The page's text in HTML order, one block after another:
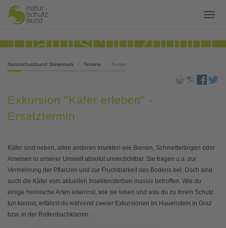
Naturschutzbund Steiermark Termine Termin
Exkursion "Käfer erleben" -
Ersatztermin
Käfer sind neben, allen anderen Insekten wie Bienen, Schmetterlingen oder
Ameisen in unserer Umwelt absolut unverzichtbar. Sie tragen u.a. zur
Vermehrung der Pflanzen und zur Fruchtbarkeit des Bodens bei. Doch sind
auch die Käfer vom aktuellen Insektensterben massiv betroffen. Wie du
einige heimische Arten erkennst, wie sie leben und was du zu ihrem Schutz
tun kannst, erfährst du während zweier Exkursionen im Hauenstein in Graz
bzw. in der Rettenbachklamm.